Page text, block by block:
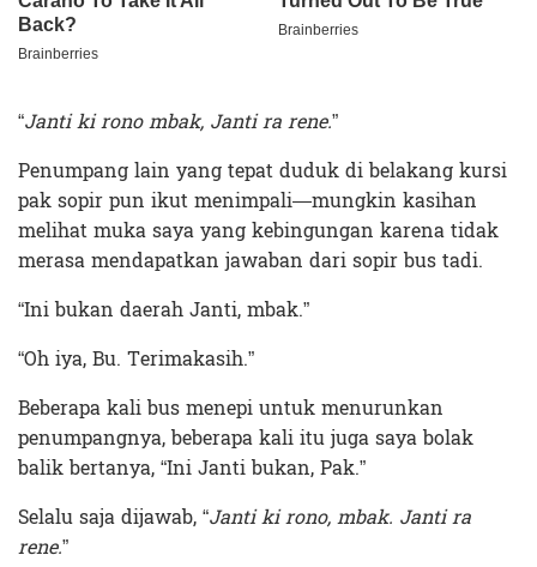
“Janti ki rono mbak, Janti ra rene.”
Penumpang lain yang tepat duduk di belakang kursi
pak sopir pun ikut menimpali—mungkin kasihan
melihat muka saya yang kebingungan karena tidak
merasa mendapatkan jawaban dari sopir bus tadi.
“Ini bukan daerah Janti, mbak.”
“Oh iya, Bu. Terimakasih.”
Beberapa kali bus menepi untuk menurunkan
penumpangnya, beberapa kali itu juga saya bolak
balik bertanya, “Ini Janti bukan, Pak.”
Selalu saja dijawab, “Janti ki rono, mbak. Janti ra
rene.”